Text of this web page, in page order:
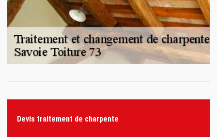
Devis traitement de charpente